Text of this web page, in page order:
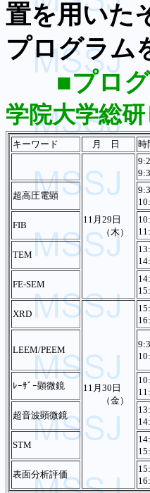
置を用いた
プログラム
■プロ
学院大学総
キーワード 月 日 時
11月29日
（木）
超高圧電顕
FIB
TEM
FE-SEM
XRD
11月30日
（金）
LEEM/PEEM
ﾚｰｻﾞｰ顕微鏡
超音波顕微鏡
STM
表面分析評価